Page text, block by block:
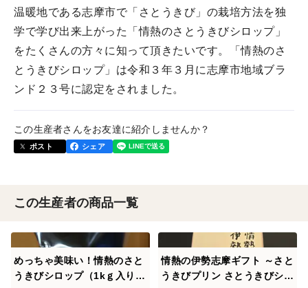
温暖地である志摩市で「さとうきび」の栽培方法を独
学で学び出来上がった「情熱のさとうきびシロップ」
をたくさんの方々に知って頂きたいです。「情熱のさ
とうきびシロップ」は令和３年３月に志摩市地域ブラ
ンド２３号に認定をされました。
この生産者さんをお友達に紹介しませんか？
ポスト シェア
この生産者の商品一覧
めっちゃ美味い！情熱のさと
うきびシロップ（1kｇ入り）
情熱の伊勢志摩ギフト ～さと
うきびプリン さとうきびシロ